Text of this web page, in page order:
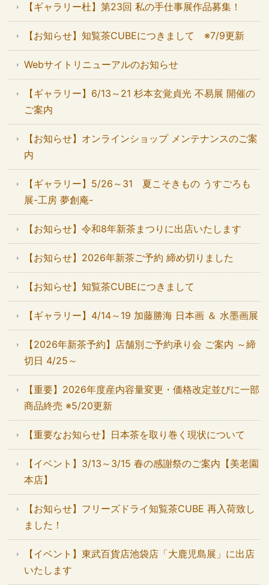
【ギャラリー杜】第23回 私の手仕事展作品募集！
【お知らせ】知覧茶CUBEにつきまして ※7/9更新
Webサイトリニューアルのお知らせ
【ギャラリー】6/13～21 杉本玄覚貞光 不易展 開催の
ご案内
【お知らせ】オンラインショップ メンテナンスのご案
内
【ギャラリー】5/26～31 夏こそきもの うすごろも
展-工房 夢創庵-
【お知らせ】令和8年新茶まつりに出店いたします
【お知らせ】2026年新茶ご予約 締め切りました
【お知らせ】知覧茶CUBEにつきまして
【ギャラリー】4/14～19 加藤勝海 日本画 ＆ 水墨画展
【2026年新茶予約】店舗別ご予約承り会 ご案内 ～締
切日 4/25～
【重要】2026年度産内容量変更・価格改定並びに一部
商品終売 ※5/20更新
【重要なお知らせ】日本茶を取り巻く現状について
【イベント】3/13～3/15 春の感謝祭のご案内【美老園
本店】
【お知らせ】フリーズドライ知覧茶CUBE 再入荷致し
ました！
【イベント】東武百貨店池袋店「大鹿児島展」に出店
いたします